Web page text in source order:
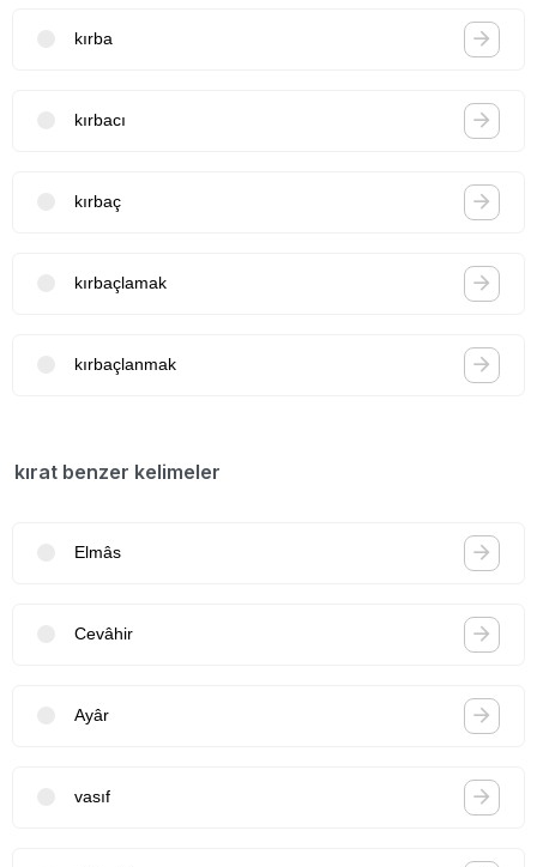
kırba
kırbacı
kırbaç
kırbaçlamak
kırbaçlanmak
kırat benzer kelimeler
Elmâs
Cevâhir
Ayâr
vasıf